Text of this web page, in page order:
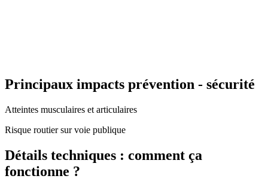
Principaux impacts prévention - sécurité
Atteintes musculaires et articulaires
Risque routier sur voie publique
Détails techniques : comment ça
fonctionne ?